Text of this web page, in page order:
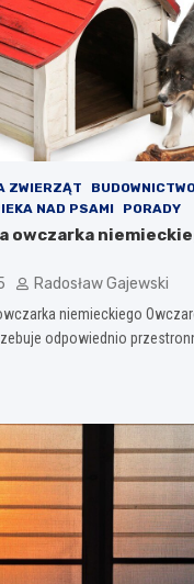
ZWIERZĄT
NAD PSAMI PORADY
owczarka
Radosław Gajewski
niemieckiego
odpowiednio